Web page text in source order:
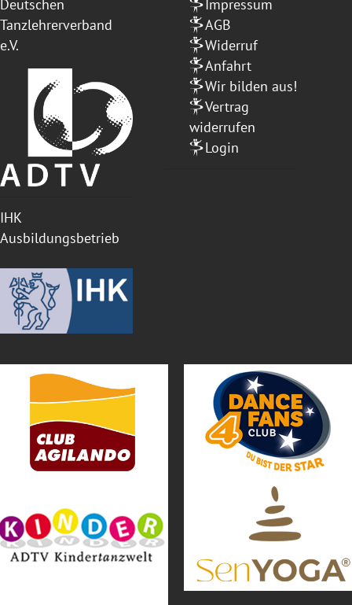
Deutschen
Tanzlehrerverband
e.V.
IHK
Ausbildungsbetrieb
Impressum
AGB
Widerruf
Anfahrt
Wir bilden aus!
Vertrag
widerrufen
Login